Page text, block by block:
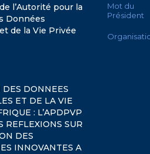
l’Autorité pour la
Données
de la Vie Privée
DONNEES
ET DE LA VIE
: L’APDPVP
REFLEXIONS SUR
DES
INNOVANTES A
Mot du
Président